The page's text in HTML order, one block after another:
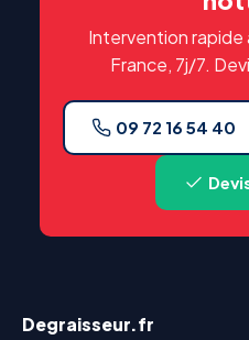
Intervention rapide
France, 7j/7.
09 72 16 54 40
Degraisseur.fr